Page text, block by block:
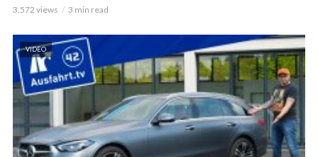
3.572 views 3 min read
VIDEO